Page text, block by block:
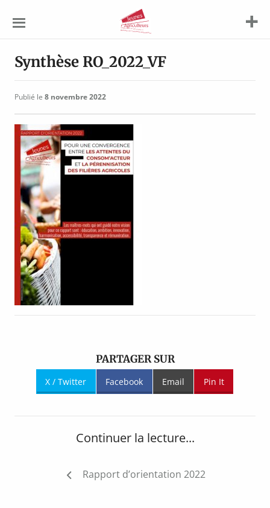
Agriculteurs
Synthèse RO_2022_VF
Publié le 8 novembre 2022
PARTAGER SUR
X / Twitter Facebook Email Pin It
Continuer la lecture...
NavigationRapport d’orientation 2022